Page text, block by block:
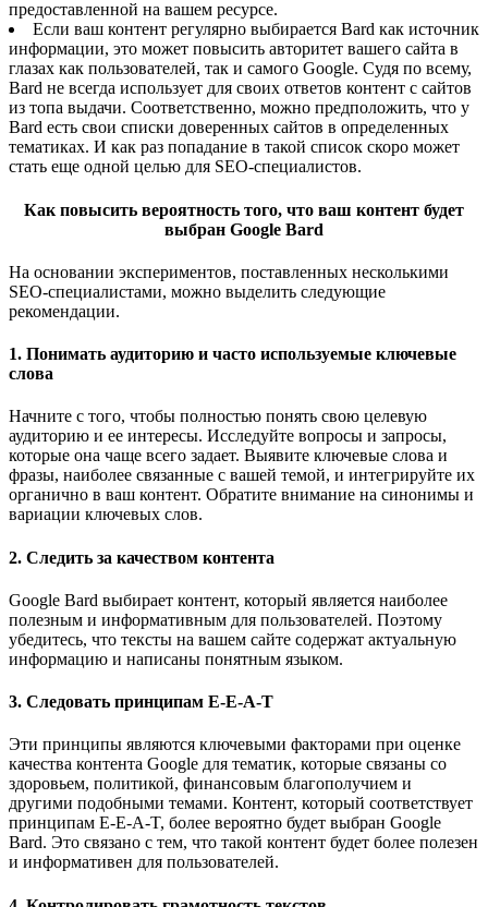
предоставленной на вашем ресурсе.
Если ваш контент регулярно выбирается Bard как источник
информации, это может повысить авторитет вашего сайта в
глазах как пользователей, так и самого Google. Судя по всему,
Bard не всегда использует для своих ответов контент с сайтов
из топа выдачи. Соответственно, можно предположить, что у
Bard есть свои списки доверенных сайтов в определенных
тематиках. И как раз попадание в такой список скоро может
стать еще одной целью для SEO-специалистов.
Как повысить вероятность того, что ваш контент будет
выбран Google Bard
На основании экспериментов, поставленных несколькими
SEO-специалистами, можно выделить следующие
рекомендации.
1. Понимать аудиторию и часто используемые ключевые
слова
Начните с того, чтобы полностью понять свою целевую
аудиторию и ее интересы. Исследуйте вопросы и запросы,
которые она чаще всего задает. Выявите ключевые слова и
фразы, наиболее связанные с вашей темой, и интегрируйте их
органично в ваш контент. Обратите внимание на синонимы и
вариации ключевых слов.
2. Следить за качеством контента
Google Bard выбирает контент, который является наиболее
полезным и информативным для пользователей. Поэтому
убедитесь, что тексты на вашем сайте содержат актуальную
информацию и написаны понятным языком.
3. Следовать принципам E-E-A-T
Эти принципы являются ключевыми факторами при оценке
качества контента Google для тематик, которые связаны со
здоровьем, политикой, финансовым благополучием и
другими подобными темами. Контент, который соответствует
принципам E-E-A-T, более вероятно будет выбран Google
Bard. Это связано с тем, что такой контент будет более полезен
и информативен для пользователей.